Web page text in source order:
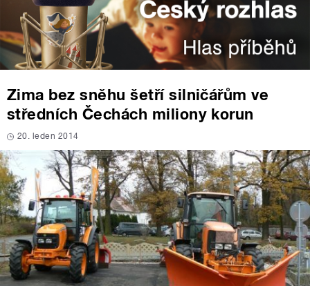
Zima bez sněhu šetří silničářům ve
středních Čechách miliony korun
20. leden 2014